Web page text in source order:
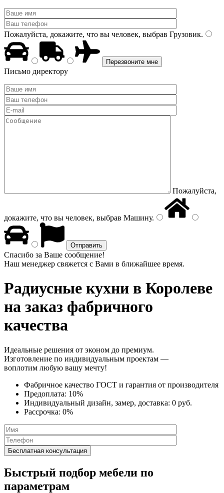
Пожалуйста, докажите, что вы человек, выбрав Грузовик.
Письмо директору
Пожалуйста,
докажите, что вы человек, выбрав Машину.
Спасибо за Ваше сообщение!
Наш менеджер свяжется с Вами в ближайшее время.
Радиусные кухни в Королеве
на заказ фабричного
качества
Идеальные решения от эконом до премиум.
Изготовление по индивидуальным проектам —
воплотим любую вашу мечту!
Фабричное качество ГОСТ и гарантия от производителя
Предоплата: 10%
Индивидуальный дизайн, замер, доставка: 0 руб.
Рассрочка: 0%
Быстрый подбор мебели по
параметрам